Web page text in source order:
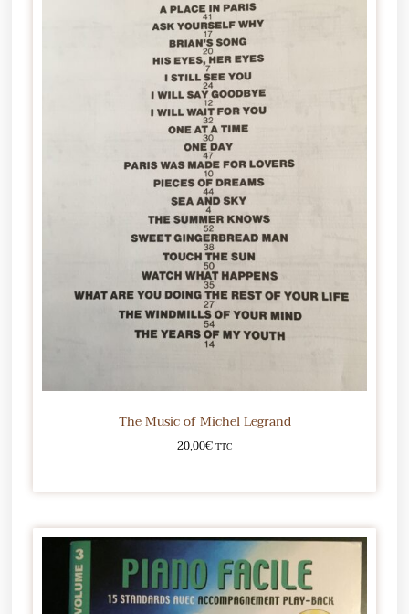
The Music of Michel Legrand
20,00€TTC